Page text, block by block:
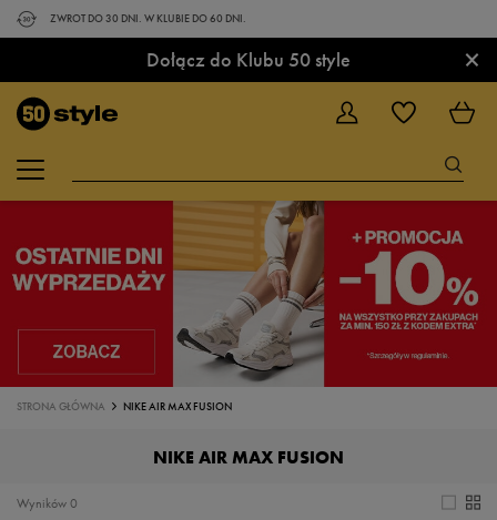
ZWROT DO 30 DNI. W KLUBIE DO 60 DNI.
Dołącz do Klubu 50 style ×
STRONA GŁÓWNA NIKE AIR MAX FUSION
NIKE AIR MAX FUSION
0
Wyników